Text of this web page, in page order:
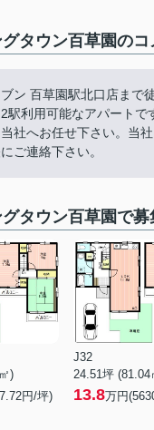
タウン百草園の
ン 百草園駅北口店まで
駅利用可能なアパート
社へお任せ下さい。当
ご連絡下さい。
タウン百草園で
)
円/坪)
J32
24.51坪 (81.04
13.8万円